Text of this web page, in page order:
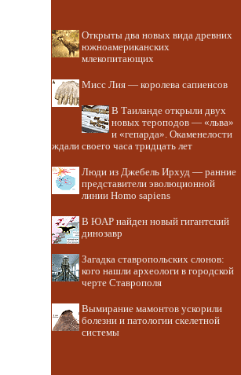
Открыты два новых вида древних
южноамериканских
млекопитающих
Мисс Лия — королева сапиенсов
В Таиланде открыли двух
новых тероподов — «льва»
и «гепарда». Окаменелости
ждали своего часа тридцать лет
Люди из Джебель Ирхуд — ранние
представители эволюционной
линии Homo sapiens
В ЮАР найден новый гигантский
динозавр
Загадка ставропольских слонов:
кого нашли археологи в городской
черте Ставрополя
Вымирание мамонтов ускорили
болезни и патологии скелетной
системы